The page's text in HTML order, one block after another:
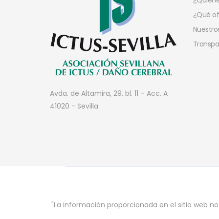
Avda. de Altamira, 29, bl. 11 – Acc. A
41020 - Sevilla
¿Qué
"La información proporcionada en el sitio web